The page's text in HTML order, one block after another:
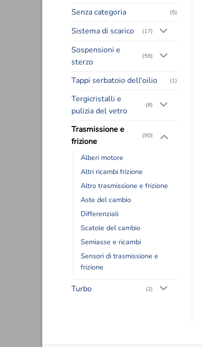
Senza categoria (5)
Sistema di scarico (17)
Sospensioni e
sterzo
(59)
Tappi serbatoio dell'oilio (1)
Tergicristalli e
pulizia del vetro
(8)
Trasmissione e
frizione
(90)
Alberi motore
Altri ricambi frizione
Altro trasmissione e frizione
Aste del cambio
Differenziali
Scatole del cambio
Semiasse e ricambi
Sensori di trasmissione e
frizione
Turbo (2)